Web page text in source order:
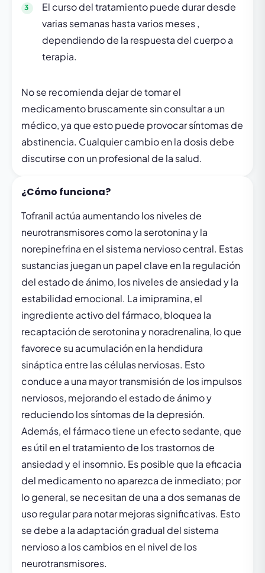
El curso del tratamiento puede durar desde
varias semanas hasta varios meses ,
dependiendo de la respuesta del cuerpo a
terapia.
No se recomienda dejar de tomar el
medicamento bruscamente sin consultar a un
médico, ya que esto puede provocar síntomas de
abstinencia. Cualquier cambio en la dosis debe
discutirse con un profesional de la salud.
¿Cómo funciona?
Tofranil actúa aumentando los niveles de
neurotransmisores como la serotonina y la
norepinefrina en el sistema nervioso central. Estas
sustancias juegan un papel clave en la regulación
del estado de ánimo, los niveles de ansiedad y la
estabilidad emocional. La imipramina, el
ingrediente activo del fármaco, bloquea la
recaptación de serotonina y noradrenalina, lo que
favorece su acumulación en la hendidura
sináptica entre las células nerviosas. Esto
conduce a una mayor transmisión de los impulsos
nerviosos, mejorando el estado de ánimo y
reduciendo los síntomas de la depresión.
Además, el fármaco tiene un efecto sedante, que
es útil en el tratamiento de los trastornos de
ansiedad y el insomnio. Es posible que la eficacia
del medicamento no aparezca de inmediato; por
lo general, se necesitan de una a dos semanas de
uso regular para notar mejoras significativas. Esto
se debe a la adaptación gradual del sistema
nervioso a los cambios en el nivel de los
neurotransmisores.